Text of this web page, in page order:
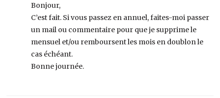
Bonjour,
C’est fait. Si vous passez en annuel, faites-moi passer
un mail ou commentaire pour que je supprime le
mensuel et/ou remboursent les mois en doublon le
cas échéant.
Bonne journée.